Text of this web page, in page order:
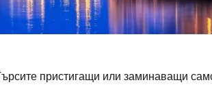
пристигащи или заминаващи